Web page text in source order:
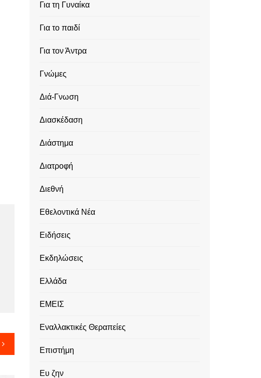
Για τη Γυναίκα
Για το παιδί
Για τον Άντρα
Γνώμες
Διά-Γνωση
Διασκέδαση
Διάστημα
Διατροφή
Διεθνή
Εθελοντικά Νέα
Ειδήσεις
Εκδηλώσεις
Ελλάδα
ΕΜΕΙΣ
Εναλλακτικές Θεραπείες
Επιστήμη
Ευ ζην